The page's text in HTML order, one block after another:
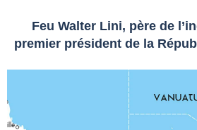
Feu Walter Lini, père de
premier président de la